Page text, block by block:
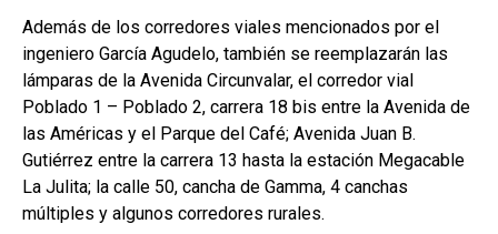
Además de los corredores viales mencionados por el
ingeniero García Agudelo, también se reemplazarán las
lámparas de la Avenida Circunvalar, el corredor vial
Poblado 1 – Poblado 2, carrera 18 bis entre la Avenida de
las Américas y el Parque del Café; Avenida Juan B.
Gutiérrez entre la carrera 13 hasta la estación Megacable
La Julita; la calle 50, cancha de Gamma, 4 canchas
múltiples y algunos corredores rurales.